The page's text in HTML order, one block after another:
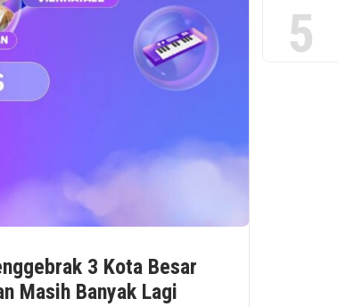
3 Kota Besar
Masih Banyak Lagi
5